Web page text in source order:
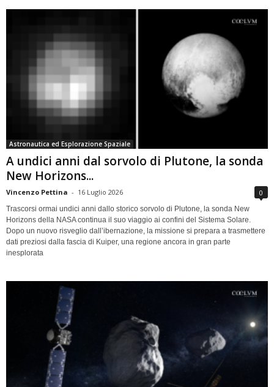
Astronautica ed Esplorazione Spaziale
A undici anni dal sorvolo di Plutone, la sonda
New Horizons...
Vincenzo Pettina - 16 Luglio 2026 0
Trascorsi ormai undici anni dallo storico sorvolo di Plutone, la sonda New
Horizons della NASA continua il suo viaggio ai confini del Sistema Solare.
Dopo un nuovo risveglio dall’ibernazione, la missione si prepara a trasmettere
dati preziosi dalla fascia di Kuiper, una regione ancora in gran parte
inesplorata